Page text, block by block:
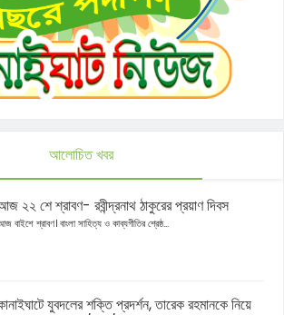
আলোচিত খবর
২২ শে শ্রাবণ- রবীন্দ্রনাথ ঠাকুরের প্রয়াণ দিবস
বাইশে শ্রাবণ। বাংলা সাহিত্য ও কাব্যগীতির শ্রেষ্ঠ...
যুবদলের শক্তি প্রদর্শন, তারেক রহমানকে নিয়ে